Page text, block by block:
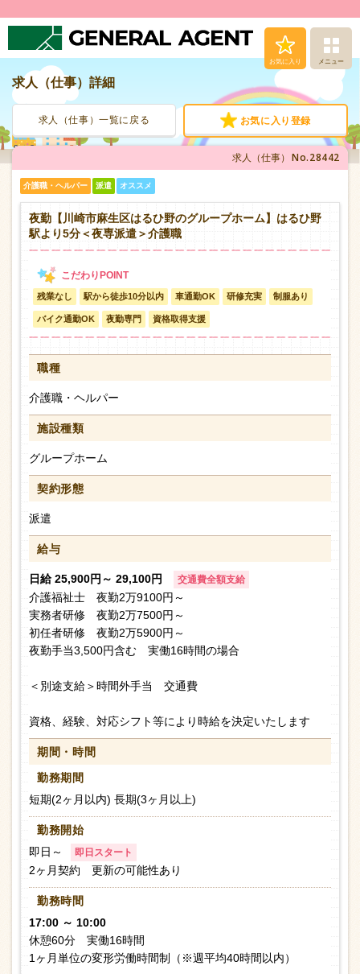
お気に入り メニュー
人材派遣サービス
転職支援サービス
登録から就業まで
お問い合わせ
求人（仕事）詳細
求人（仕事）一覧に戻る お気に入り登録
求人（仕事） No.28442
介護職・ヘルパー 派遣 オススメ
夜勤【川崎市麻生区はるひ野のグループホーム】はるひ野
駅より5分＜夜専派遣＞介護職
残業なし 駅から徒歩10分以内 車通勤OK 研修充実 制服あり
バイク通勤OK 夜勤専門 資格取得支援
職種
介護職・ヘルパー
施設種類
グループホーム
契約形態
派遣
給与
日給 25,900円～ 29,100円 交通費全額支給
介護福祉士 夜勤2万9100円～
実務者研修 夜勤2万7500円～
初任者研修 夜勤2万5900円～
夜勤手当3,500円含む 実働16時間の場合
＜別途支給＞時間外手当 交通費
資格、経験、対応シフト等により時給を決定いたします
期間・時間
勤務期間
短期(2ヶ月以内) 長期(3ヶ月以上)
勤務開始
即日～
即日スタート
2ヶ月契約 更新の可能性あり
勤務時間
17:00 ～ 10:00
休憩60分 実働16時間
1ヶ月単位の変形労働時間制（※週平均40時間以内）